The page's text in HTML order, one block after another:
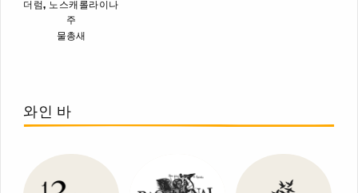
더럼, 노스캐롤라이나
주
물총새
와인 바